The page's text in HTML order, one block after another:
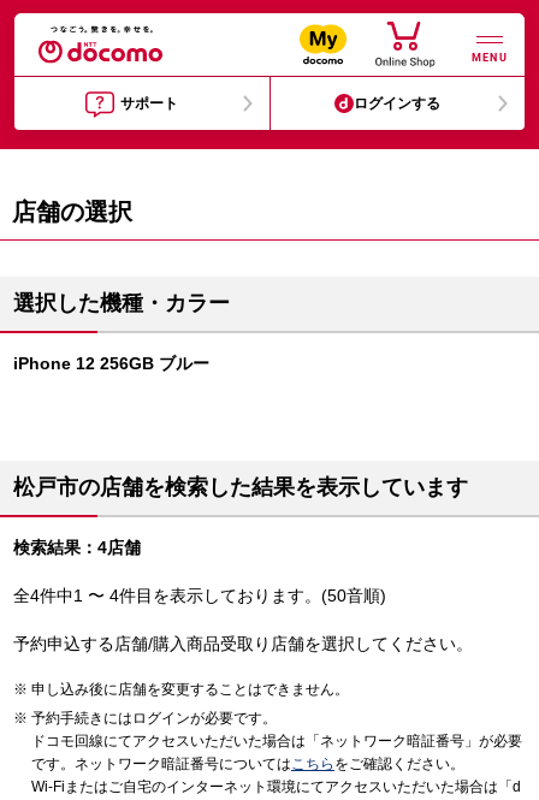
MENU
サポート ログインする
店舗の選択
選択した機種・カラー
iPhone 12 256GB ブルー
松戸市の店舗を検索した結果を表示しています
検索結果：4店舗
全4件中1 〜 4件目を表示しております。(50音順)
予約申込する店舗/購入商品受取り店舗を選択してください。
申し込み後に店舗を変更することはできません。
予約手続きにはログインが必要です。
ドコモ回線にてアクセスいただいた場合は「ネットワーク暗証番号」が必要
です。ネットワーク暗証番号についてはこちら をご確認ください。
Wi-Fiまたはご自宅のインターネット環境にてアクセスいただいた場合は「d